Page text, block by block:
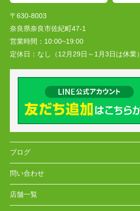
〒630-8003
奈良県奈良市佐紀町47-1
営業時間： 10:00~19:00
定休日： なし（12月29日～1月3日は休業）
ブログ
問い合わせ
店舗一覧